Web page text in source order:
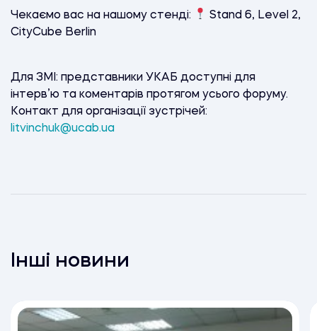
Чекаємо вас на нашому стенді:
Stand 6, Level 2,
CityCube Berlin
Для ЗМІ: представники УКАБ доступні для
інтерв’ю та коментарів протягом усього форуму.
Контакт для організації зустрічей:
litvinchuk@ucab.ua
Інші новини